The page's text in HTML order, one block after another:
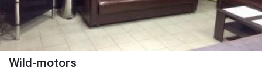
Wild-motors